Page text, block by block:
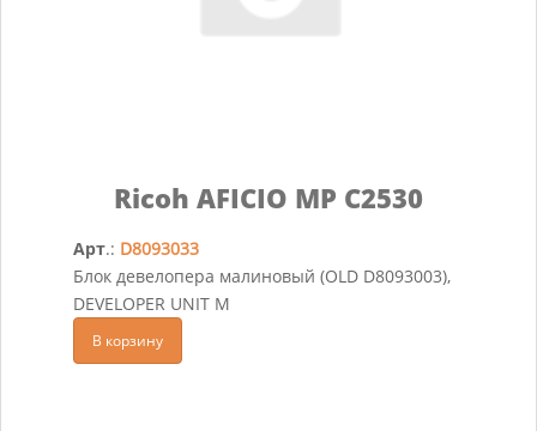
Ricoh AFICIO MP C2530
Арт.: D8093033
Блок девелопера малиновый (OLD D8093003),
DEVELOPER UNIT M
В корзину